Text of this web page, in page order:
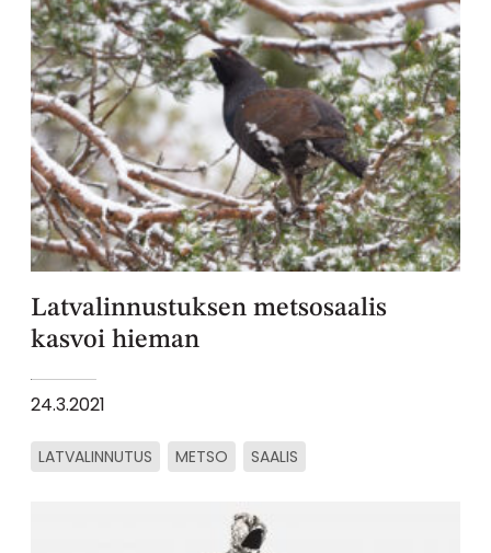
Latvalinnustuksen metsosaalis
kasvoi hieman
24.3.2021
LATVALINNUTUS METSO SAALIS